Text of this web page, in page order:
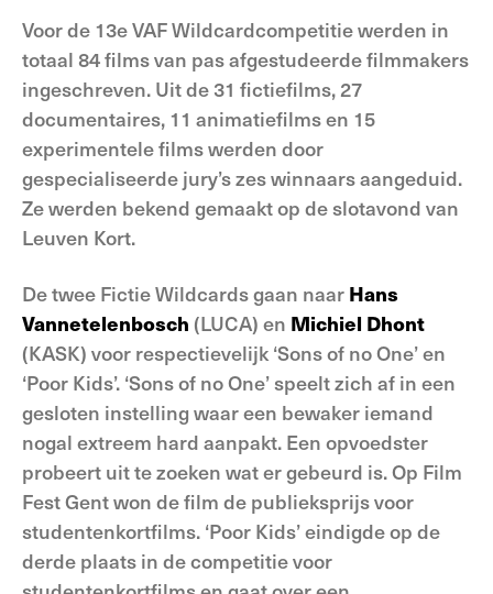
Voor de 13e VAF Wildcardcompetitie werden in
totaal 84 films van pas afgestudeerde filmmakers
ingeschreven. Uit de 31 fictiefilms, 27
documentaires, 11 animatiefilms en 15
experimentele films werden door
gespecialiseerde jury’s zes winnaars aangeduid.
Ze werden bekend gemaakt op de slotavond van
Leuven Kort.
De twee Fictie Wildcards gaan naar Hans
Vannetelenbosch (LUCA) en Michiel Dhont
(KASK) voor respectievelijk ‘Sons of no One’ en
‘Poor Kids’. ‘Sons of no One’ speelt zich af in een
gesloten instelling waar een bewaker iemand
nogal extreem hard aanpakt. Een opvoedster
probeert uit te zoeken wat er gebeurd is. Op Film
Fest Gent won de film de publieksprijs voor
studentenkortfilms. ‘Poor Kids’ eindigde op de
derde plaats in de competitie voor